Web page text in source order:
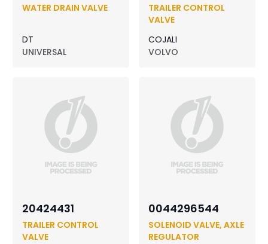
WATER DRAIN VALVE
DT
UNIVERSAL
TRAILER CONTROL
VALVE
COJALI
VOLVO
20424431
TRAILER CONTROL
VALVE
0044296544
SOLENOID VALVE, AXLE
REGULATOR